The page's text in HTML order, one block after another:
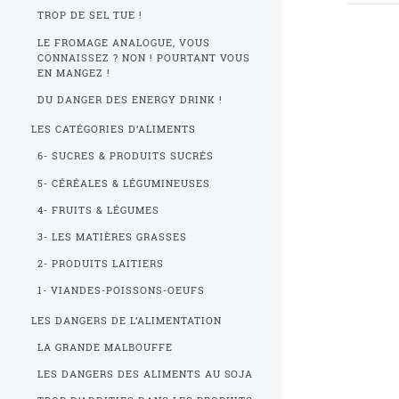
TROP DE SEL TUE !
LE FROMAGE ANALOGUE, VOUS
CONNAISSEZ ? NON ! POURTANT VOUS
EN MANGEZ !
DU DANGER DES ENERGY DRINK !
LES CATÉGORIES D’ALIMENTS
6- SUCRES & PRODUITS SUCRÉS
5- CÉRÉALES & LÉGUMINEUSES
4- FRUITS & LÉGUMES
3- LES MATIÈRES GRASSES
2- PRODUITS LAITIERS
1- VIANDES-POISSONS-OEUFS
LES DANGERS DE L’ALIMENTATION
LA GRANDE MALBOUFFE
LES DANGERS DES ALIMENTS AU SOJA